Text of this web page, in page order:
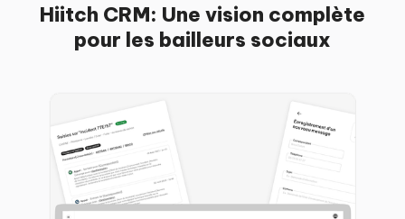
Hiitch CRM: Une vision complète
pour les bailleurs sociaux